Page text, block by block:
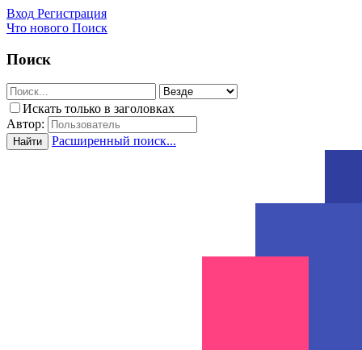
Вход Регистрация
Что нового Поиск
Поиск
Искать только в заголовках
Автор:
Найти Расширенный поиск...